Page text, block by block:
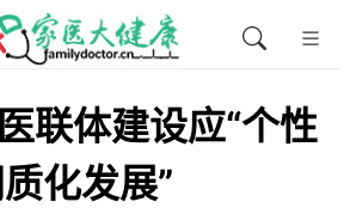
联体建设应“个性
化发展”